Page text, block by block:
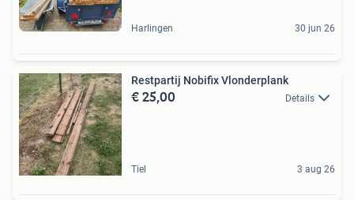
Harlingen 30 jun 26
Restpartij Nobifix Vlonderplank
€ 25,00 Details
Tiel 3 aug 26